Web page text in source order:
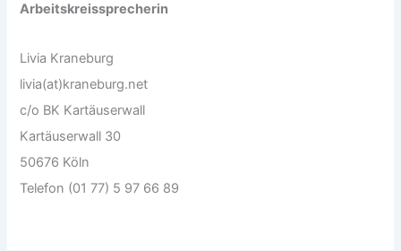
Arbeitskreissprecherin
Livia Kraneburg
livia(at)kraneburg.net
c/o BK Kartäuserwall
Kartäuserwall 30
50676 Köln
Telefon (01 77) 5 97 66 89